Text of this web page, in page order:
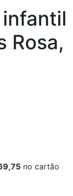
Rosa,
no cartão